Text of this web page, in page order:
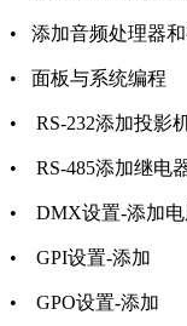
• 添加音频处理器
• 面板与系统编程
• RS-232添加投影
• RS-485添加继电
• DMX设置-添加电
• GPI设置-添加
• GPO设置-添加